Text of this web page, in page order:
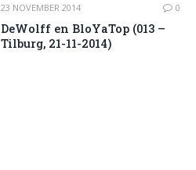
23 NOVEMBER 2014 0
DeWolff en BloYaTop (013 –
Tilburg, 21-11-2014)